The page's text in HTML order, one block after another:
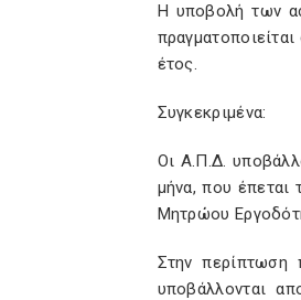
Η υποβολή των
έτος.
Συγκεκριμένα:
Οι Α.Π.Δ.
μήνα, που έπεται
Μητρώου
Στην περίπτωση
υποβάλλονται